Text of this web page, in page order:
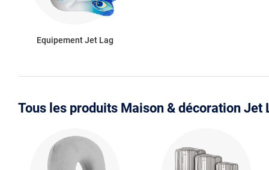
Equipement Jet Lag
Tous les produits Maison & décoration Jet